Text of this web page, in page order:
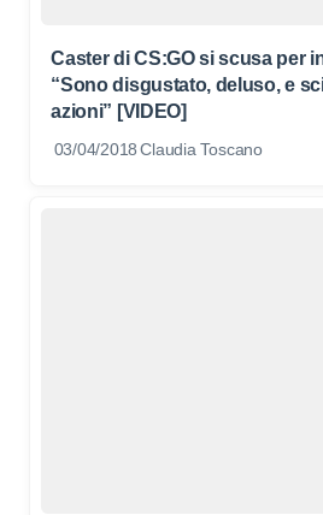
Caster di CS:GO si scusa per
“Sono disgustato, deluso, e
azioni” [VIDEO]
03/04/2018 Claudia Toscano